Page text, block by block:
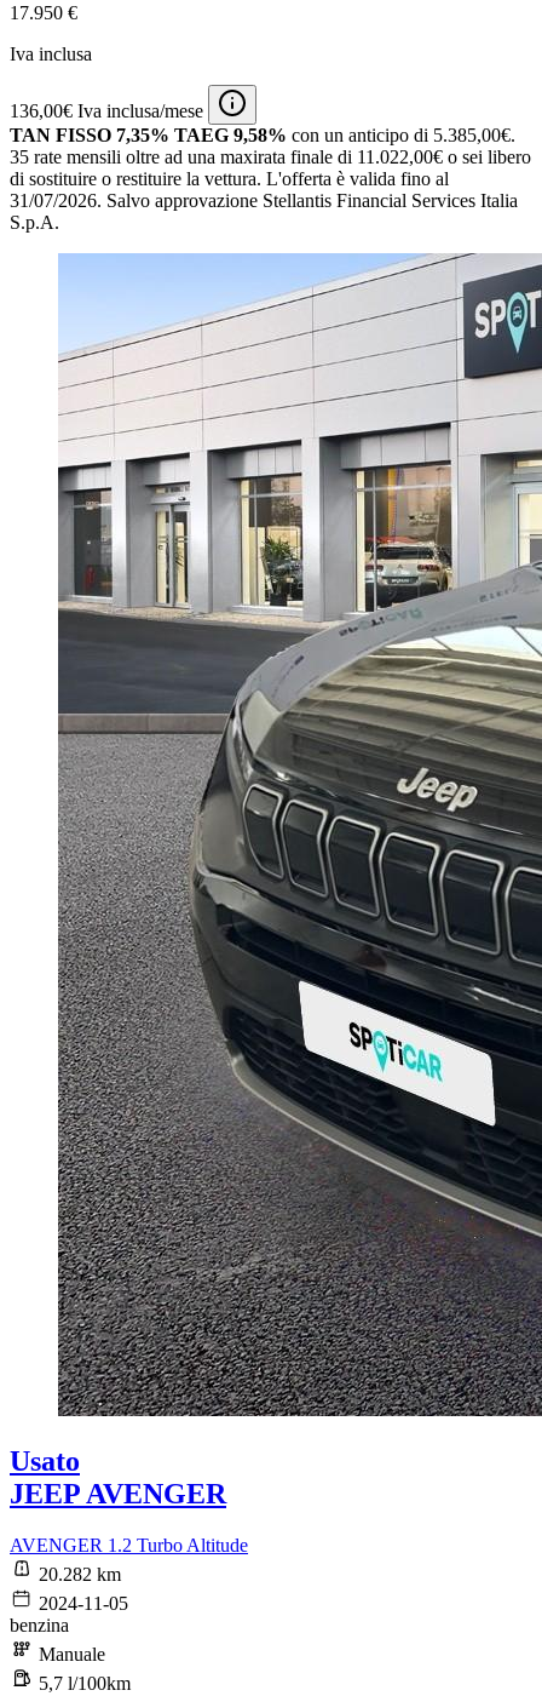
17.950 €
Iva inclusa
136,00€ Iva inclusa/mese
TAN FISSO 7,35% TAEG 9,58% con un anticipo di 5.385,00€.
35 rate mensili oltre ad una maxirata finale di 11.022,00€ o sei libero
di sostituire o restituire la vettura. L'offerta è valida fino al
31/07/2026. Salvo approvazione Stellantis Financial Services Italia
S.p.A.
Usato
JEEP AVENGER
AVENGER 1.2 Turbo Altitude
20.282 km
2024-11-05
benzina
Manuale
5,7 l/100km